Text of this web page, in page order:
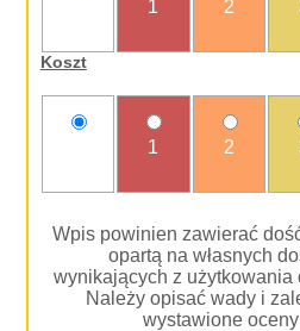
1 2
Koszt
1 2
Wpis powinien zawierać
opartą na własnych
wynikających z użytkowania
Należy opisać wady i
wystawione